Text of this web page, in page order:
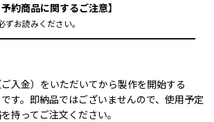
約商品に関するご注意】
ずお読みください。
入金）をいただいてから製作を開始する
です。即納品ではございませんので、使用予定
持ってご注文ください。